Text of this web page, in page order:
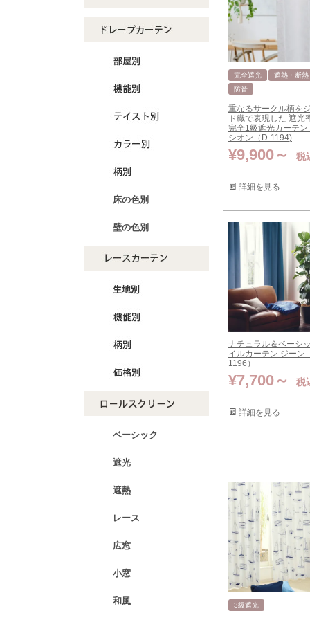
床の色別
壁の色別
ベーシック
遮光
遮熱
レース
広窓
小窓
和風
完全遮光
遮熱・断熱
防音
重なるサークル柄を
ド織で表現した 遮光
完全1級遮光カーテ
シオン（D-1194)
¥9,900 税
詳細を見る
ナチュラル＆ベーシ
イルカーテン ジーン
1196）
¥7,700 税
詳細を見る
3級遮光